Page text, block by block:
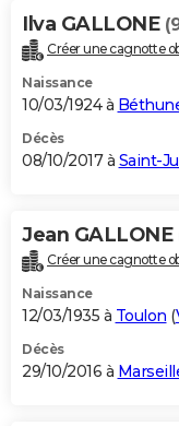
Ilva GALLONE
Créer une cagnotte
Naissance
10/03/1924 à
Décès
08/10/2017 à Saint-
Jean GALLONE
Créer une cagnotte
Naissance
12/03/1935 à Toulon (
Décès
29/10/2016 à